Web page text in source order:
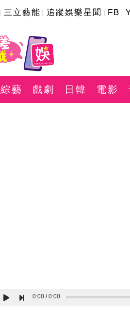
三立藝能 追蹤娛樂星聞 FB
綜藝 戲劇 日韓 電影
0:00 0:00